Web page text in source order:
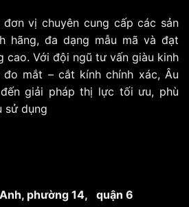
đơn vị chuyên cung cấp các sản
hãng, đa dạng mẫu mã và đạt
cao. Với đội ngũ tư vấn giàu kinh
mắt – cắt kính chính xác, Âu
giải pháp thị lực tối ưu, phù
sử dụng
phường 14, quận 6